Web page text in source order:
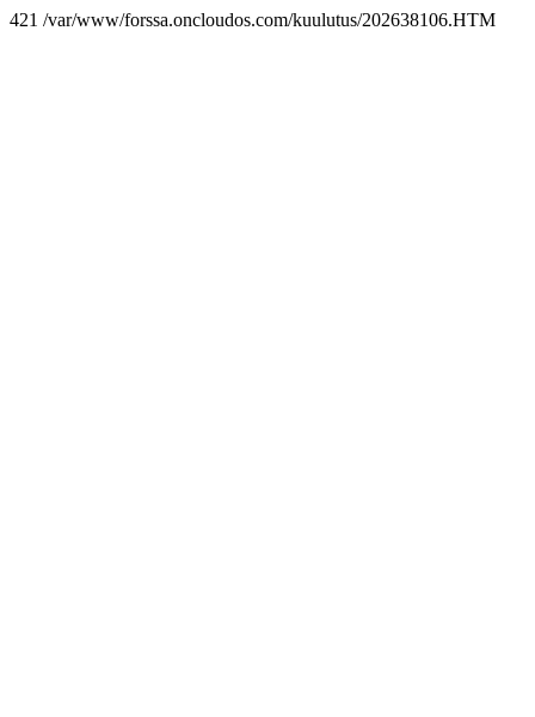
421 /var/www/forssa.oncloudos.com/kuulutus/202638106.HTM